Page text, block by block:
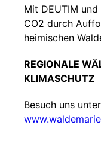
Mit DEUTIM
CO2 durch
heimischen
REGIONALE
KLIMASCHUTZ
Besuch uns unter